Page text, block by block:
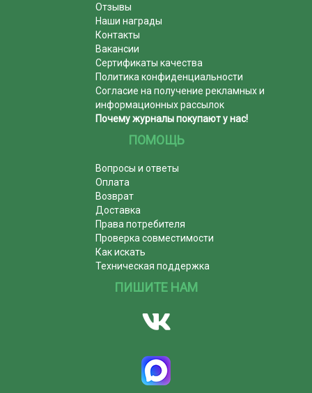
Отзывы
Наши награды
Контакты
Вакансии
Сертификаты качества
Политика конфиденциальности
Согласие на получение рекламных и
информационных рассылок
Почему журналы покупают у нас!
ПОМОЩЬ
Вопросы и ответы
Оплата
Возврат
Доставка
Права потребителя
Проверка совместимости
Как искать
Техническая поддержка
ПИШИТЕ НАМ